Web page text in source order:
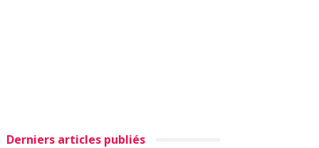
Derniers articles publiés